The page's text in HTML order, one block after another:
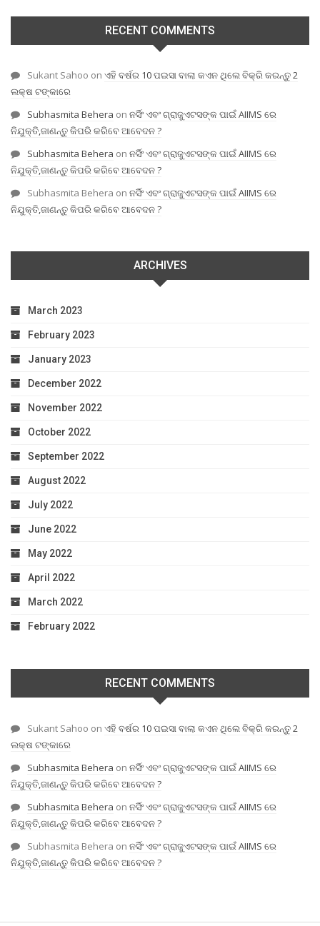
RECENT COMMENTS
Sukant Sahoo on ଏହି ବର୍ଷର 10 ପଇସା ବାଲା କଏନ ଥିଲେ ବିକ୍ରି କରନ୍ତୁ 2
ଲକ୍ଷ ଟଙ୍କାରେ
Subhasmita Behera on ନର୍ସିଂ ଏବଂ ଗ୍ରାଜୁଏଟସଙ୍କ ପାଇଁ AIIMS ରେ
ନିଯୁକ୍ତି,ଜାଣନ୍ତୁ କିପରି କରିବେ ଆବେଦନ ?
Subhasmita Behera on ନର୍ସିଂ ଏବଂ ଗ୍ରାଜୁଏଟସଙ୍କ ପାଇଁ AIIMS ରେ
ନିଯୁକ୍ତି,ଜାଣନ୍ତୁ କିପରି କରିବେ ଆବେଦନ ?
Subhasmita Behera on ନର୍ସିଂ ଏବଂ ଗ୍ରାଜୁଏଟସଙ୍କ ପାଇଁ AIIMS ରେ
ନିଯୁକ୍ତି,ଜାଣନ୍ତୁ କିପରି କରିବେ ଆବେଦନ ?
ARCHIVES
March 2023
February 2023
January 2023
December 2022
November 2022
October 2022
September 2022
August 2022
July 2022
June 2022
May 2022
April 2022
March 2022
February 2022
RECENT COMMENTS
Sukant Sahoo on ଏହି ବର୍ଷର 10 ପଇସା ବାଲା କଏନ ଥିଲେ ବିକ୍ରି କରନ୍ତୁ 2
ଲକ୍ଷ ଟଙ୍କାରେ
Subhasmita Behera on ନର୍ସିଂ ଏବଂ ଗ୍ରାଜୁଏଟସଙ୍କ ପାଇଁ AIIMS ରେ
ନିଯୁକ୍ତି,ଜାଣନ୍ତୁ କିପରି କରିବେ ଆବେଦନ ?
Subhasmita Behera on ନର୍ସିଂ ଏବଂ ଗ୍ରାଜୁଏଟସଙ୍କ ପାଇଁ AIIMS ରେ
ନିଯୁକ୍ତି,ଜାଣନ୍ତୁ କିପରି କରିବେ ଆବେଦନ ?
Subhasmita Behera on ନର୍ସିଂ ଏବଂ ଗ୍ରାଜୁଏଟସଙ୍କ ପାଇଁ AIIMS ରେ
ନିଯୁକ୍ତି,ଜାଣନ୍ତୁ କିପରି କରିବେ ଆବେଦନ ?